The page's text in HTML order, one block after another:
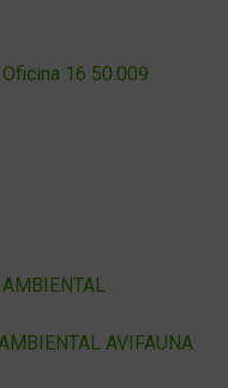
16 50.009
AVIFAUNA